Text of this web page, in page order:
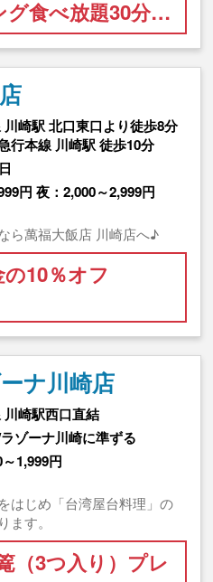
グ食べ放題30分…
川崎駅 北口東口より徒歩8分
行本線 川崎駅 徒歩10分
円 夜：2,000～2,999円
ら萬福大飯店 川崎店へ♪
10％オフ
ナ川崎店
川崎駅西口直結
ゾーナ川崎に準ずる
1,999円
はじめ「台湾屋台料理」の
す。
（3つ入り）プレ